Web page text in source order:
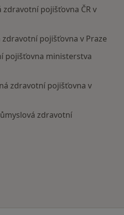
zdravotní pojišťovna ČR v
pojišťovna v Praze
pojišťovna ministerstva
zdravotní pojišťovna v
zdravotní